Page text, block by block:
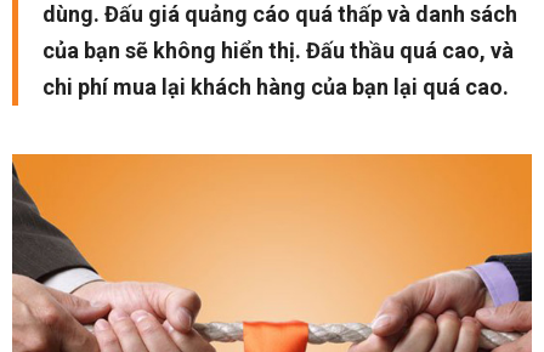
dùng. Đấu giá quảng cáo quá thấp và danh sách
của bạn sẽ không hiển thị. Đấu thầu quá cao, và
chi phí mua lại khách hàng của bạn lại quá cao.